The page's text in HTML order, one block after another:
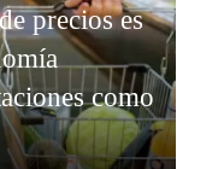
precios es
como